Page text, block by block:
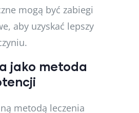
mogą być zabiegi
aby uzyskać lepszy
jako metoda
metodą leczenia